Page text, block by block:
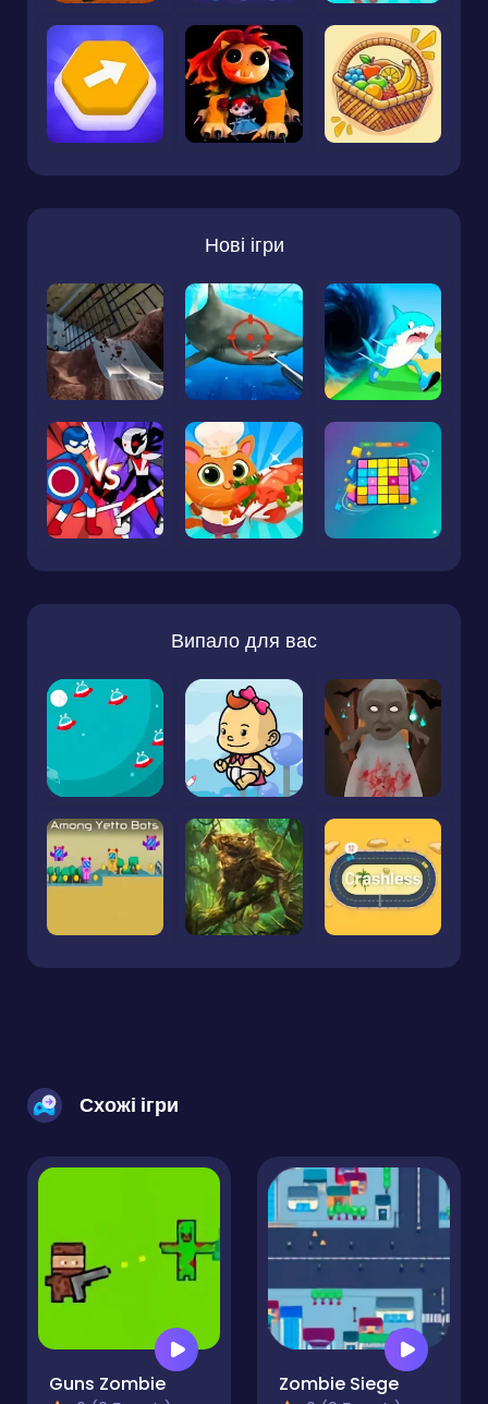
Нові ігри
Випало для вас
Схожі ігри
Guns Zombie Zombie Siege